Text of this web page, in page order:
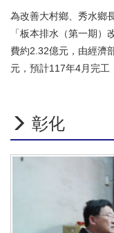
為改善大村鄉、秀水鄉
「板本排水（第一期
費約2.32億元，由經濟
元，預計117年4月完工
彰化